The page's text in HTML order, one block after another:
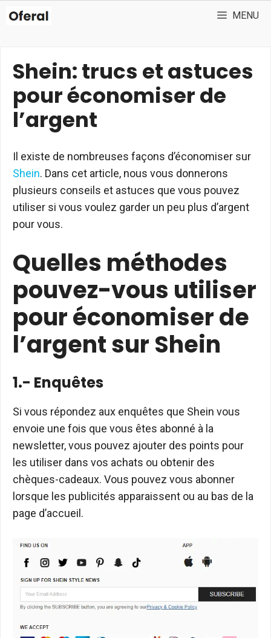
MENU
Shein: trucs et astuces
pour économiser de
l’argent
Il existe de nombreuses façons d’économiser sur
Shein. Dans cet article, nous vous donnerons
plusieurs conseils et astuces que vous pouvez
utiliser si vous voulez garder un peu plus d’argent
pour vous.
Quelles méthodes
pouvez-vous utiliser
pour économiser de
l’argent sur Shein
1.- Enquêtes
Si vous répondez aux enquêtes que Shein vous
envoie une fois que vous êtes abonné à la
newsletter, vous pouvez ajouter des points pour
les utiliser dans vos achats ou obtenir des
chèques-cadeaux. Vous pouvez vous abonner
lorsque les publicités apparaissent ou au bas de la
page d’accueil.